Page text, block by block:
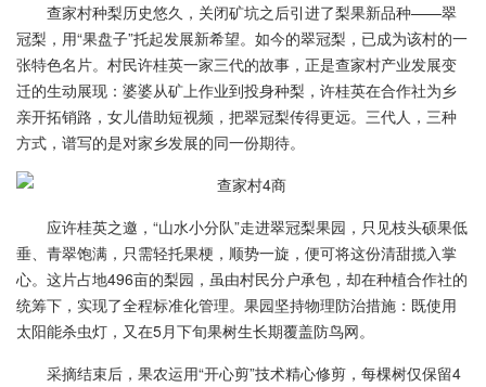
查家村种梨历史悠久，关闭矿坑之后引进了梨果新品种——翠
冠梨，用“果盘子”托起发展新希望。如今的翠冠梨，已成为该村的一
张特色名片。村民许桂英一家三代的故事，正是查家村产业发展变
迁的生动展现：婆婆从矿上作业到投身种梨，许桂英在合作社为乡
亲开拓销路，女儿借助短视频，把翠冠梨传得更远。三代人，三种
方式，谱写的是对家乡发展的同一份期待。
应许桂英之邀，“山水小分队”走进翠冠梨果园，只见枝头硕果低
垂、青翠饱满，只需轻托果梗，顺势一旋，便可将这份清甜揽入掌
心。这片占地496亩的梨园，虽由村民分户承包，却在种植合作社的
统筹下，实现了全程标准化管理。果园坚持物理防治措施：既使用
太阳能杀虫灯，又在5月下旬果树生长期覆盖防鸟网。
采摘结束后，果农运用“开心剪”技术精心修剪，每棵树仅保留4